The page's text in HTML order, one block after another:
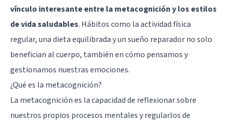
vínculo interesante entre la metacognición y los estilos
de vida saludables. Hábitos como la actividad física
regular, una dieta equilibrada y un sueño reparador no solo
benefician al cuerpo, también en cómo pensamos y
gestionamos nuestras emociones.
¿Qué es la metacognición?
La metacognición es la capacidad de reflexionar sobre
nuestros propios procesos mentales y regularlos de